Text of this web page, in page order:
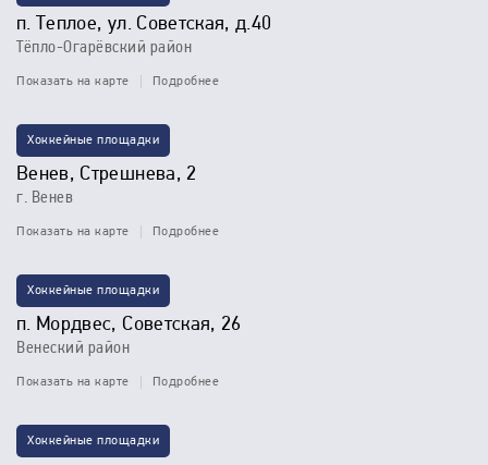
п. Теплое, ул. Советская, д.40
Тёпло-Огарёвский район
Показать на карте Подробнее
Хоккейные площадки
Венев, Стрешнева, 2
г. Венев
Показать на карте Подробнее
Хоккейные площадки
п. Мордвес, Советская, 26
Венеский район
Показать на карте Подробнее
Хоккейные площадки